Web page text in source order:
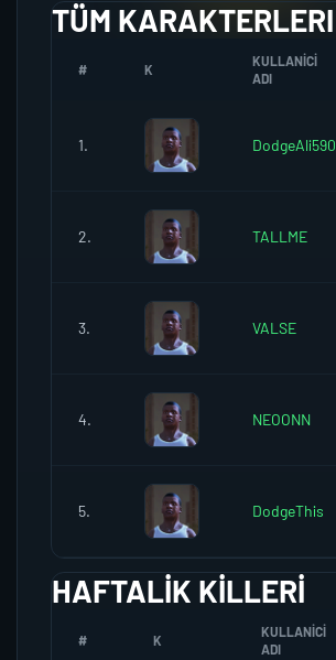
TÜM KARAKTERLERI
# K
KULLANICI
ADI
1. DodgeAli590
2. TALLME
3. VALSE
4. NEOONN
5. DodgeThis
HAFTALIK KILLERI
# K
KULLANICI
ADI